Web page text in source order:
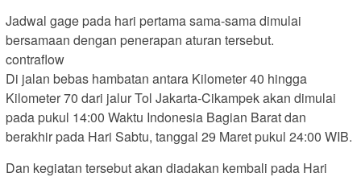
Jadwal gage pada hari pertama sama-sama dimulai
bersamaan dengan penerapan aturan tersebut.
contraflow
Di jalan bebas hambatan antara Kilometer 40 hingga
Kilometer 70 dari jalur Tol Jakarta-Cikampek akan dimulai
pada pukul 14:00 Waktu Indonesia Bagian Barat dan
berakhir pada Hari Sabtu, tanggal 29 Maret pukul 24:00 WIB.
Dan kegiatan tersebut akan diadakan kembali pada Hari